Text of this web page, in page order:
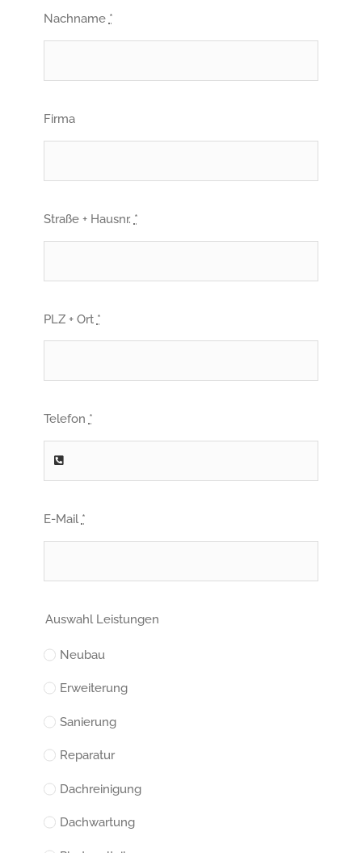
Nachname *
Firma
Straße + Hausnr. *
PLZ + Ort *
Telefon *
E-Mail *
Auswahl Leistungen
Neubau
Erweiterung
Sanierung
Reparatur
Dachreinigung
Dachwartung